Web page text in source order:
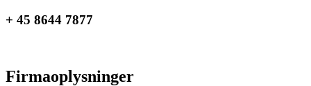
+ 45 8644 7877
Firmaoplysninger